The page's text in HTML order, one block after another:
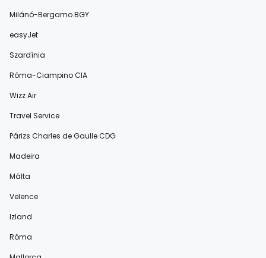
Milánó-Bergamo BGY
easyJet
Szardínia
Róma-Ciampino CIA
Wizz Air
Travel Service
Párizs Charles de Gaulle CDG
Madeira
Málta
Velence
Izland
Róma